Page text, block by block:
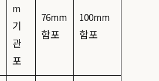
m
기
관
포
76mm
함포
100mm
함포